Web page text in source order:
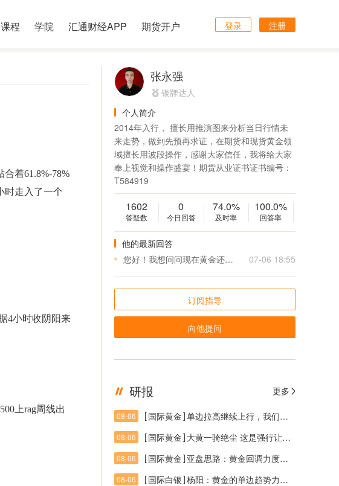
课程 学院 汇通财经APP 期货开户 登录 注册
着61.8%-78%
时走入了一个
4小时收阴阳来
上rag周线出
张永强
银牌达人
个人简介
2014年入行， 擅长用推演图来分析当日行情未
来走势，做到先预再求证，在期货和现货黄金领
域擅长用波段操作，感谢大家信任，我将给大家
奉上视觉和操作盛宴！期货从业证书证书编号：
T584919
1602
答疑数
0
今日回答
74.0%
及时率
100.0%
回答率
他的最新回答
您好！我想问问现在黄金还会涨吗？
07-06 18:55
订阅指导
向他提问
研报 更多
08-06 [国际黄金]单边拉高继续上行，我们连续40+收米行情
08-06 [国际黄金] 大黄一骑绝尘 这是强行让周线续命站稳4100让日线站4200开启反扑之态
08-06 [国际黄金] 亚盘思路：黄金回调力度欠缺，多空参与点位需耐心等待
08-06 [国际白银]杨阳：黄金的单边趋势力度来临！